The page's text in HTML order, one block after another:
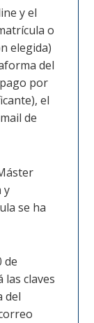
y el
o
elegida)
del
por
el
de
y
se ha
de
las claves
del